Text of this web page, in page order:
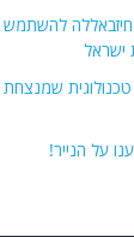
חיזבאללה
ישראל
על הנייר!